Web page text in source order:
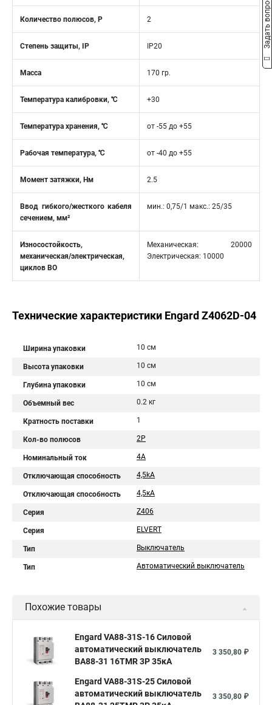
Количество полюсов, Р 2
Степень защиты, IP IP20
Масса 170 гр.
Температура калибровки, ℃ +30
Температура хранения, ℃ от -55 до +55
Рабочая температура, ℃ от -40 до +55
Момент затяжки, Нм 2.5
Ввод гибкого/жесткого кабеля
сечением, мм²
мин.: 0,75/1 макс.: 25/35
Износостойкость,
механическая/электрическая,
циклов ВО
Механическая: 20000
Электрическая: 10000
Технические характеристики Engard Z4062D-04
Ширина упаковки 10 см
Высота упаковки 10 см
Глубина упаковки 10 см
Объемный вес 0.2 кг
Кратность поставки 1
Кол-во полюсов 2Р
Номинальный ток 4A
Отключающая способность 4,5kA
Отключающая способность 4,5кA
Серия Z406
Серия ELVERT
Тип Выключатель
Тип Автоматический выключатель
Похожие товары
Engard VA88-31S-16 Силовой
автоматический выключатель
ВА88-31 16TMR 3P 35кА
3 350,80 ₽
Engard VA88-31S-25 Силовой
автоматический выключатель
3 350,80 ₽
Задать вопрос